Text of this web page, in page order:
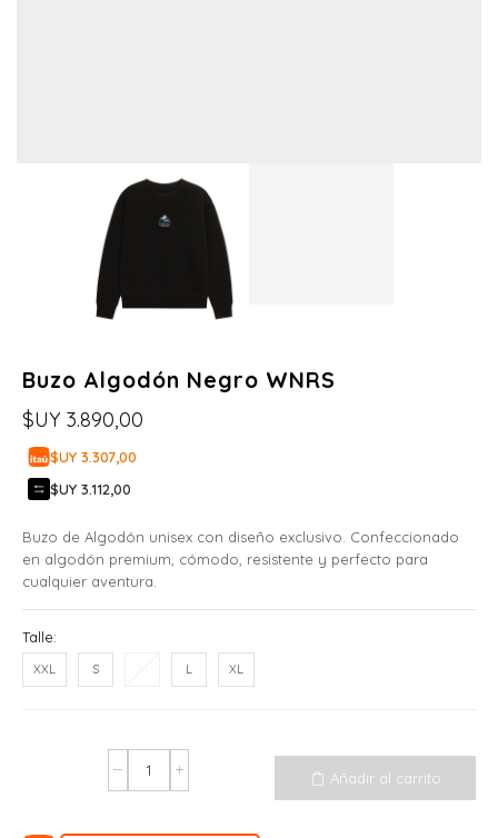
Buzo Algodón Negro WNRS
$UY 3.890,00
$UY 3.307,00
$UY 3.112,00
Buzo de Algodón unisex con diseño exclusivo. Confeccionado
en algodón premium, cómodo, resistente y perfecto para
cualquier aventura.
Talle:
XXL S L XL
Añadir al carrito